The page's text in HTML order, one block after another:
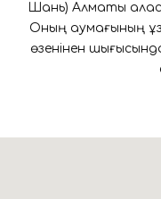
Шань) Алматы
Оның аумағының
өзенінен